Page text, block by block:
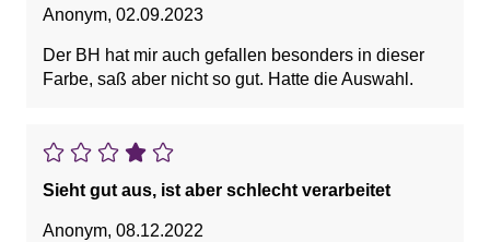
Anonym, 02.09.2023
Der BH hat mir auch gefallen besonders in dieser
Farbe, saß aber nicht so gut. Hatte die Auswahl.
Sieht gut aus, ist aber schlecht verarbeitet
Anonym, 08.12.2022